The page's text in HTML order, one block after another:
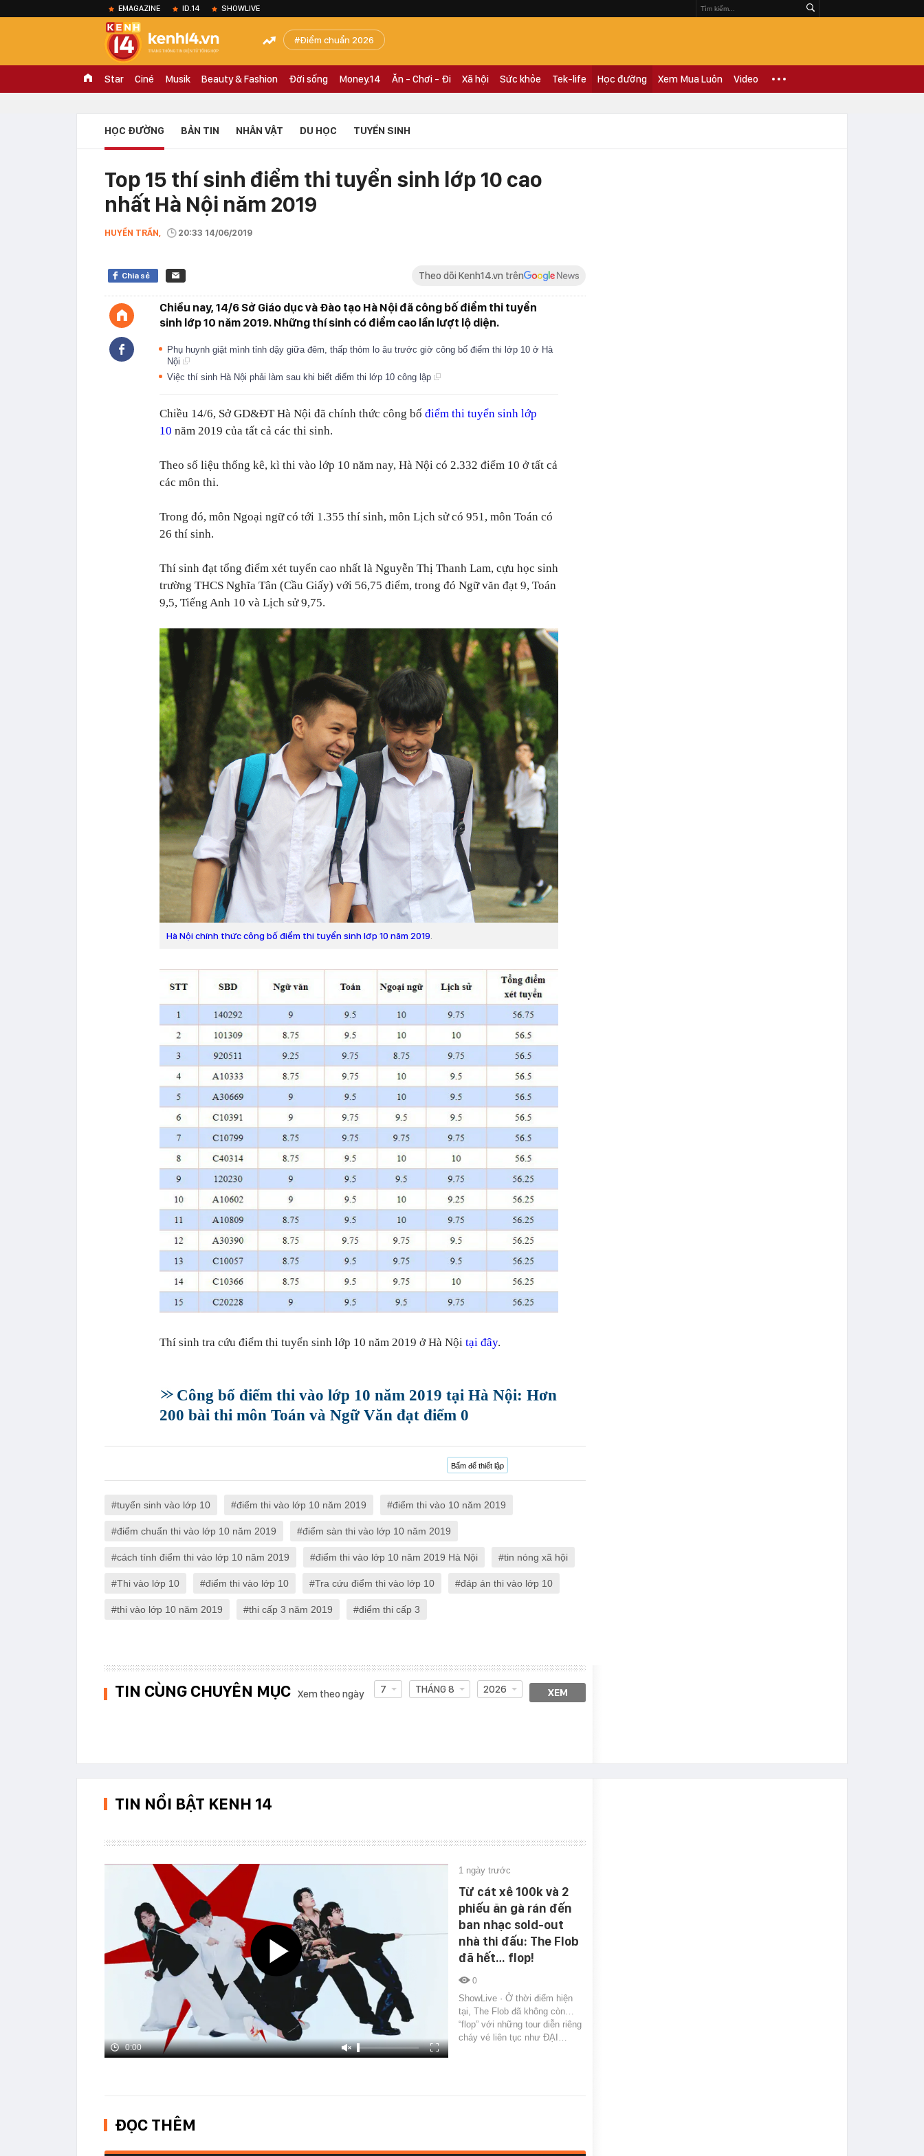
EMAGAZINE ID.14 SHOWLIVE
Điểm chuẩn 2026
Star Ciné Musik Beauty & Fashion Đời sống Money.14 Ăn - Chơi - Đi Xã hội Sức khỏe Tek-life Học đường Xem Mua Luôn Video
HỌC ĐƯỜNG BẢN TIN NHÂN VẬT DU HỌC TUYỂN SINH
Top 15 thí sinh điểm thi tuyển sinh lớp 10 cao
nhất Hà Nội năm 2019
HUYỀN TRẦN, 20:33 14/06/2019
Chia sẻ Theo dõi Kenh14.vn trên
Chiều nay, 14/6 Sở Giáo dục và Đào tạo Hà Nội đã công bố điểm thi tuyển
sinh lớp 10 năm 2019. Những thí sinh có điểm cao lần lượt lộ diện.
Phụ huynh giật mình tỉnh dậy giữa đêm, thấp thỏm lo âu trước giờ công bố điểm thi lớp 10 ở Hà
Nội
Việc thí sinh Hà Nội phải làm sau khi biết điểm thi lớp 10 công lập
Chiều 14/6, Sở GD&ĐT Hà Nội đã chính thức công bố điểm thi tuyển sinh lớp
10 năm 2019 của tất cả các thi sinh.
Theo số liệu thống kê, kì thi vào lớp 10 năm nay, Hà Nội có 2.332 điểm 10 ở tất cả
các môn thi.
Trong đó, môn Ngoại ngữ có tới 1.355 thí sinh, môn Lịch sử có 951, môn Toán có
26 thí sinh.
Thí sinh đạt tổng điểm xét tuyển cao nhất là Nguyễn Thị Thanh Lam, cựu học sinh
trường THCS Nghĩa Tân (Cầu Giấy) với 56,75 điểm, trong đó Ngữ văn đạt 9, Toán
9,5, Tiếng Anh 10 và Lịch sử 9,75.
Hà Nội chính thức công bố điểm thi tuyển sinh lớp 10 năm 2019
Thí sinh tra cứu điểm thi tuyển sinh lớp 10 năm 2019 ở Hà Nội tại đây.
Công bố điểm thi vào lớp 10 năm 2019 tại Hà Nội: Hơn
200 bài thi môn Toán và Ngữ Văn đạt điểm 0
Bấm để thiết lập
tuyển sinh vào lớp 10 điểm thi vào lớp 10 năm 2019 điểm thi vào 10 năm 2019
điểm chuẩn thi vào lớp 10 năm 2019 điểm sàn thi vào lớp 10 năm 2019
cách tính điểm thi vào lớp 10 năm 2019 điểm thi vào lớp 10 năm 2019 Hà Nội tin nóng xã hội
Thi vào lớp 10 điểm thi vào lớp 10 Tra cứu điểm thi vào lớp 10 đáp án thi vào lớp 10
thi vào lớp 10 năm 2019 thi cấp 3 năm 2019 điểm thi cấp 3
TIN CÙNG CHUYÊN MỤC Xem theo ngày 7 THÁNG 8 2026 XEM
TIN NỔI BẬT KENH 14
0:00
1 ngày trước
Từ cát xê 100k và 2
phiếu ăn gà rán đến
ban nhạc sold-out
nhà thi đấu: The Flob
đã hết… flop!
0
ShowLive · Ở thời điểm hiện
tại, The Flob đã không còn…
“flop” với những tour diễn riêng
cháy vé liên tục như ĐẠI…
ĐỌC THÊM